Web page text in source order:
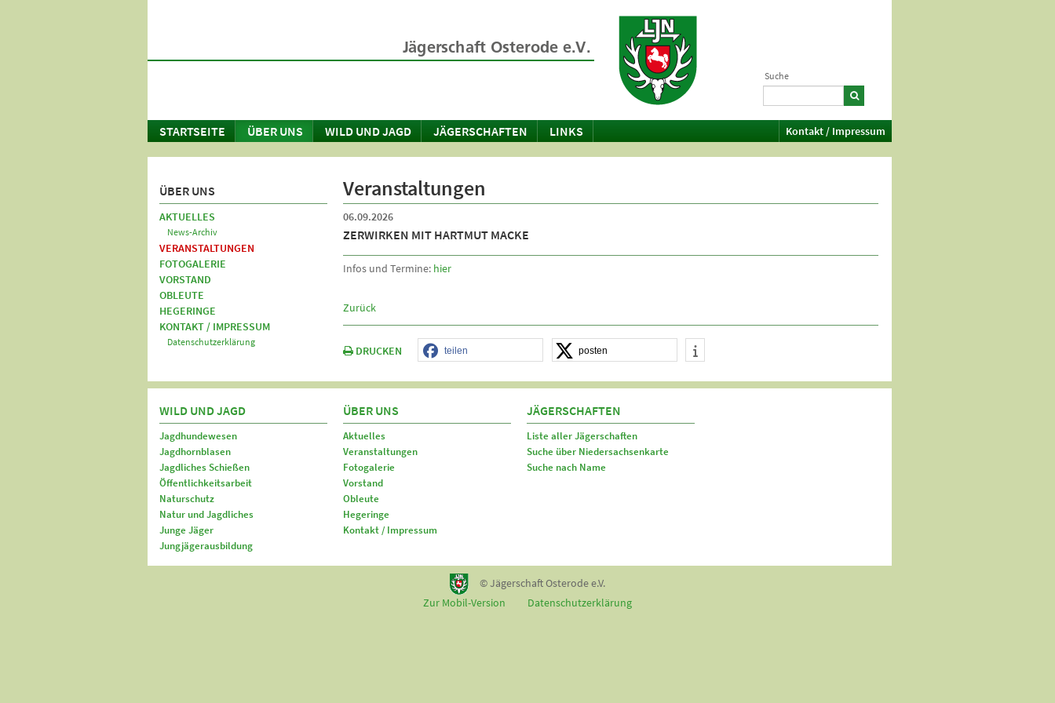
Suche
STARTSEITE ÜBER UNS WILD UND JAGD JÄGERSCHAFTEN LINKS Kontakt / Impressum
ÜBER UNS
AKTUELLES
News-Archiv
VERANSTALTUNGEN
FOTOGALERIE
VORSTAND
OBLEUTE
HEGERINGE
KONTAKT / IMPRESSUM
Datenschutzerklärung
Veranstaltungen
06.09.2026
ZERWIRKEN MIT HARTMUT MACKE
Infos und Termine: hier
Zurück
DRUCKEN teilen posten
WILD UND JAGD
Jagdhundewesen
Jagdhornblasen
Jagdliches Schießen
Öffentlichkeitsarbeit
Naturschutz
Natur und Jagdliches
Junge Jäger
Jungjägerausbildung
ÜBER UNS
Aktuelles
Veranstaltungen
Fotogalerie
Vorstand
Obleute
Hegeringe
Kontakt / Impressum
JÄGERSCHAFTEN
Liste aller Jägerschaften
Suche über Niedersachsenkarte
Suche nach Name
© Jägerschaft Osterode e.V.
Zur Mobil-Version
Datenschutzerklärung